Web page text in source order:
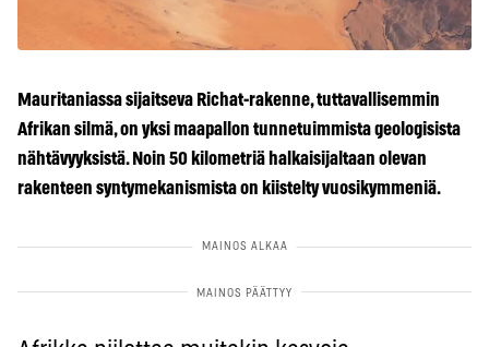
Mauritaniassa sijaitseva Richat-rakenne, tuttavallisemmin
Afrikan silmä, on yksi maapallon tunnetuimmista geologisista
nähtävyyksistä. Noin 50 kilometriä halkaisijaltaan olevan
rakenteen syntymekanismista on kiistelty vuosikymmeniä.